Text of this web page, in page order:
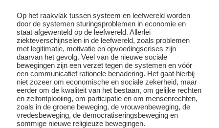
Op het raakvlak tussen systeem en leefwereld worden
door de systemen sturingsproblemen in economie en
staat afgewenteld op de leefwereld. Allerlei
ziekteverschijnselen in de leefwereld, zoals problemen
met legitimatie, motivatie en opvoedingscrises zijn
daarvan het gevolg. Veel van de nieuwe sociale
bewegingen zijn een verzet tegen de systemen en vóór
een communicatief rationele benadering. Het gaat hierbij
niet zozeer om economische en sociale zekerheid, maar
eerder om de kwaliteit van het bestaan, om gelijke rechten
en zelfontplooiing, om participatie en om mensenrechten,
zoals in de groene beweging, de vrouwenbeweging, de
vredesbeweging, de democratiseringsbeweging en
sommige nieuwe religieuze bewegingen.